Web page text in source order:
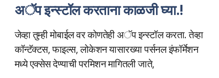
अॅप इन्स्टॉल करताना काळजी घ्या.!
जेव्हा तुम्ही मोबाईल वर कोणतेही अॅप इन्स्टॉल करता. तेव्हा
कॉन्टॅक्टस, फाइल्स, लोकेशन यासारख्या पर्सनल इंफॉर्मेशन
मध्ये एक्सेस देण्याची परमिशन मागितली जाते,